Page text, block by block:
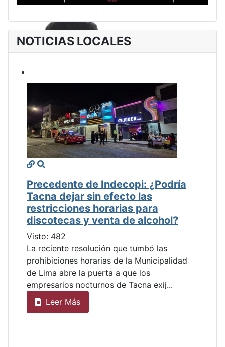
NOTICIAS LOCALES
Precedente de Indecopi: ¿Podría
Tacna dejar sin efecto las
restricciones horarias para
discotecas y venta de alcohol?
Visto: 482
La reciente resolución que tumbó las
prohibiciones horarias de la Municipalidad
de Lima abre la puerta a que los
empresarios nocturnos de Tacna exij...
Leer Más